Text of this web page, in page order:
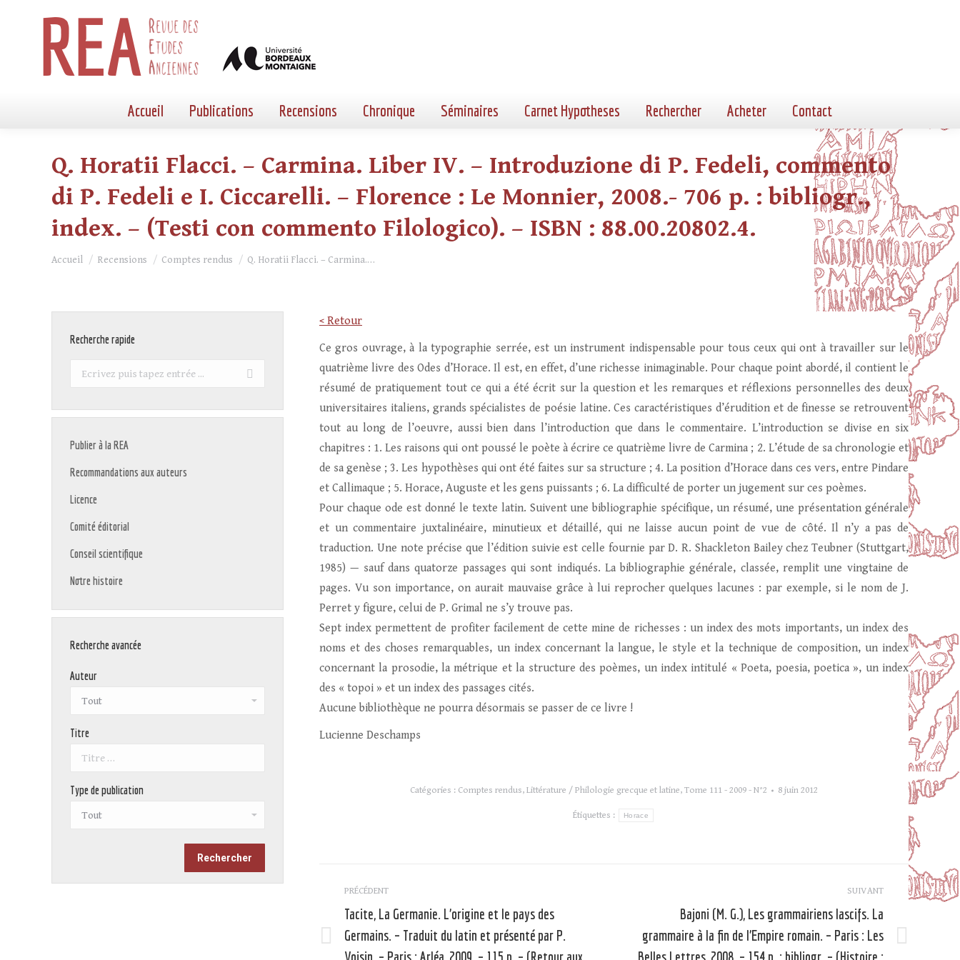
Accueil Publications Recensions Chronique Séminaires Carnet Hypotheses Rechercher Acheter Contact
Q. Horatii Flacci. – Carmina. Liber IV. – Introduzione di P. Fedeli, commento
di P. Fedeli e I. Ciccarelli. – Florence : Le Monnier, 2008.- 706 p. : bibliogr.,
index. – (Testi con commento Filologico). – ISBN : 88.00.20802.4.
Vous êtes ici :
Accueil Recensions Comptes rendus Q. Horatii Flacci. – Carmina.…
< Retour
Ce gros ouvrage, à la typographie serrée, est un instrument indispensable pour tous ceux qui ont à travailler sur le
quatrième livre des Odes d’Horace. Il est, en effet, d’une richesse inimaginable. Pour chaque point abordé, il contient le
résumé de pratiquement tout ce qui a été écrit sur la question et les remarques et réflexions personnelles des deux
universitaires italiens, grands spécialistes de poésie latine. Ces caractéristiques d’érudition et de finesse se retrouvent
tout au long de l’oeuvre, aussi bien dans l’introduction que dans le commentaire. L’introduction se divise en six
chapitres : 1. Les raisons qui ont poussé le poète à écrire ce quatrième livre de Carmina ; 2. L’étude de sa chronologie et
de sa genèse ; 3. Les hypothèses qui ont été faites sur sa structure ; 4. La position d’Horace dans ces vers, entre Pindare
et Callimaque ; 5. Horace, Auguste et les gens puissants ; 6. La difficulté de porter un jugement sur ces poèmes.
Pour chaque ode est donné le texte latin. Suivent une bibliographie spécifique, un résumé, une présentation générale
et un commentaire juxtalinéaire, minutieux et détaillé, qui ne laisse aucun point de vue de côté. Il n’y a pas de
traduction. Une note précise que l’édition suivie est celle fournie par D. R. Shackleton Bailey chez Teubner (Stuttgart,
1985) — sauf dans quatorze passages qui sont indiqués. La bibliographie générale, classée, remplit une vingtaine de
pages. Vu son importance, on aurait mauvaise grâce à lui reprocher quelques lacunes : par exemple, si le nom de J.
Perret y figure, celui de P. Grimal ne s’y trouve pas.
Sept index permettent de profiter facilement de cette mine de richesses : un index des mots importants, un index des
noms et des choses remarquables, un index concernant la langue, le style et la technique de composition, un index
concernant la prosodie, la métrique et la structure des poèmes, un index intitulé « Poeta, poesia, poetica », un index
des « topoi » et un index des passages cités.
Aucune bibliothèque ne pourra désormais se passer de ce livre !
Lucienne Deschamps
Catégories : Comptes rendus, Littérature / Philologie grecque et latine, Tome 111 - 2009 - N°2 8 juin 2012
Étiquettes : Horace
Navigation
article
PRÉCÉDENT
Article
Tacite, La Germanie. L’origine et le pays des
Germains. – Traduit du latin et présenté par P.
SUIVANT
Article
Bajoni (M. G.), Les grammairiens lascifs. La
grammaire à la fin de l’Empire romain. – Paris : Les
Recherche rapide
Recherche
Publier à la REA
Recommandations aux auteurs
Licence
Comité éditorial
Conseil scientifique
Notre histoire
Recherche avancée
Auteur
Titre
Type de publication